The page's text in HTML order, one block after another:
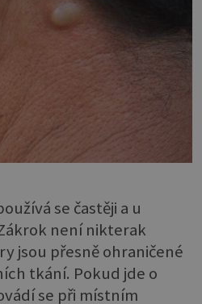
se častěji a u
není nikterak
jsou přesně ohraničené
tkání. Pokud jde o
se při místním